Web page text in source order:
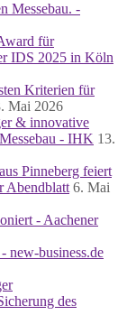
Messebau. -
für
IDS 2025 in Köln
Kriterien für
Mai 2026
& innovative
- IHK 13.
Pinneberg feiert
Abendblatt 6. Mai
- Aachener
new-business.de
des